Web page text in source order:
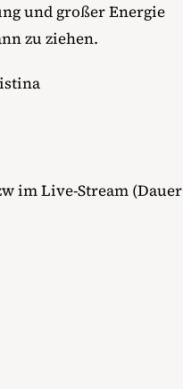
und großer Energie
zu ziehen.
im Live-Stream (Dauer